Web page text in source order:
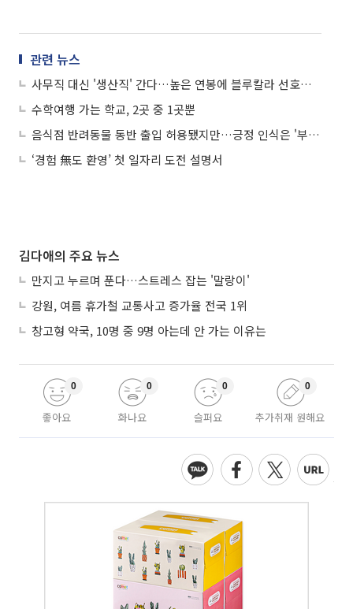
관련 뉴스
사무직 대신 '생산직' 간다…높은 연봉에 블루칼라 선호도↑
수학여행 가는 학교, 2곳 중 1곳뿐
음식점 반려동물 동반 출입 허용됐지만…긍정 인식은 '부족'
‘경험 無도 환영’ 첫 일자리 도전 설명서
김다애의 주요 뉴스
만지고 누르며 푼다…스트레스 잡는 '말랑이'
강원, 여름 휴가철 교통사고 증가율 전국 1위
창고형 약국, 10명 중 9명 아는데 안 가는 이유는
좋아요
0
화나요
0
슬퍼요
0
추가취재 원해요
0